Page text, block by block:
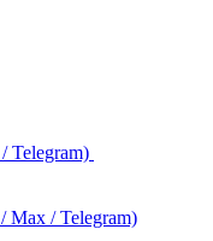
Telegram)
Max / Telegram)